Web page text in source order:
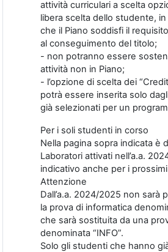
attività curriculari a scelta
libera scelta dello studente,
che il Piano soddisfi il
al conseguimento del titolo;
- non potranno essere
attività non in Piano;
- l’opzione di scelta dei
potrà essere inserita solo
già selezionati per un
Per i soli studenti in corso
Nella pagina sopra indicata è
Laboratori attivati nell’a.a.
indicativo anche per i
Attenzione
Dall’a.a. 2024/2025 non sarà
la prova di informatica
che sarà sostituita da una
denominata “INFO”.
Solo gli studenti che hanno